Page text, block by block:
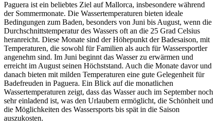
Paguera ist ein beliebtes Ziel auf Mallorca, insbesondere während
der Sommermonate. Die Wassertemperaturen bieten ideale
Bedingungen zum Baden, besonders von Juni bis August, wenn die
Durchschnittstemperatur des Wassers oft an die 25 Grad Celsius
heranreicht. Diese Monate sind der Höhepunkt der Badesaison, mit
Temperaturen, die sowohl für Familien als auch für Wassersportler
angenehm sind. Im Juni beginnt das Wasser zu erwärmen und
erreicht im August seinen Höchststand. Auch die Monate davor und
danach bieten mit milden Temperaturen eine gute Gelegenheit für
Badefreuden in Paguera. Ein Blick auf die monatlichen
Wassertemperaturen zeigt, dass das Wasser auch im September noch
sehr einladend ist, was den Urlaubern ermöglicht, die Schönheit und
die Möglichkeiten des Wassersports bis spät in die Saison
auszukosten.